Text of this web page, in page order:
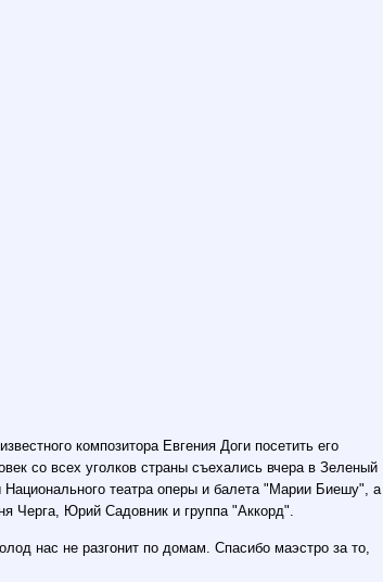
композитора Евгения Доги посетить его
со всех уголков страны съехались вчера в Зеленый
театра оперы и балета "Марии Биешу", а
Черга, Юрий Садовник и группа "Аккорд".
нас не разгонит по домам. Спасибо маэстро за то,